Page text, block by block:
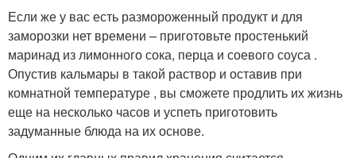
Если же у вас есть размороженный продукт и для
заморозки нет времени – приготовьте простенький
маринад из лимонного сока, перца и соевого соуса .
Опустив кальмары в такой раствор и оставив при
комнатной температуре , вы сможете продлить их жизнь
еще на несколько часов и успеть приготовить
задуманные блюда на их основе.